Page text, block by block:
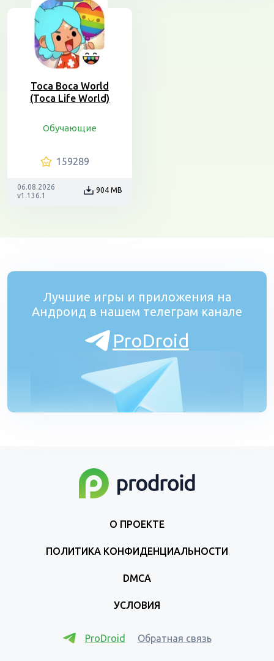
Toca Boca World
(Toca Life World)
Обучающие
159289
06.08.2026
v1.136.1
904 MB
Лучшие игры и приложения на
Андроид в нашем телеграм канале
ProDroid
О ПРОЕКТЕ
ПОЛИТИКА КОНФИДЕНЦИАЛЬНОСТИ
DMCA
УСЛОВИЯ
ProDroid Обратная связь